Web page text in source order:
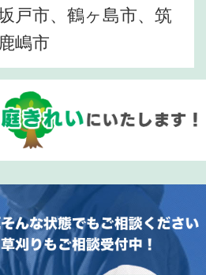
戸市、鶴ヶ島市、筑
嶋市